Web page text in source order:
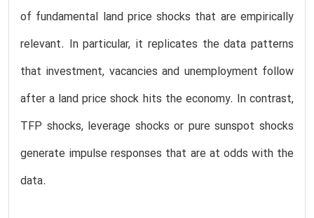
of fundamental land price shocks that are empirically
relevant. In particular, it replicates the data patterns
that investment, vacancies and unemployment follow
after a land price shock hits the economy. In contrast,
TFP shocks, leverage shocks or pure sunspot shocks
generate impulse responses that are at odds with the
data.